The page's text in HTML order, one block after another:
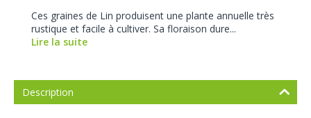
Ces graines de Lin produisent une plante annuelle très
rustique et facile à cultiver. Sa floraison dure...
Lire la suite
Description